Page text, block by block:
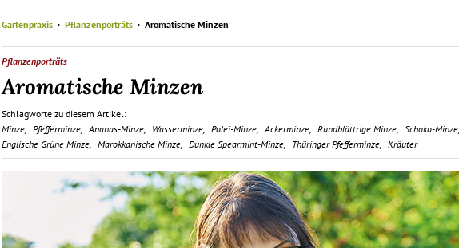
Gartenpraxis Pflanzenporträts Aromatische Minzen
Pflanzenporträts
Aromatische Minzen
Schlagworte zu diesem Artikel:
Minze
Pfefferminze Ananas-Minze Wasserminze Polei-Minze Ackerminze Rundblättrige Minze
Schoko-Minze
Englische Grüne Minze
Marokkanische Minze Dunkle Spearmint-Minze Thüringer Pfefferminze Kräuter